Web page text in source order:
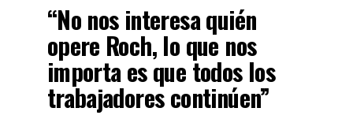
“No nos interesa quién
opere Roch, lo que nos
importa es que todos los
trabajadores continúen”